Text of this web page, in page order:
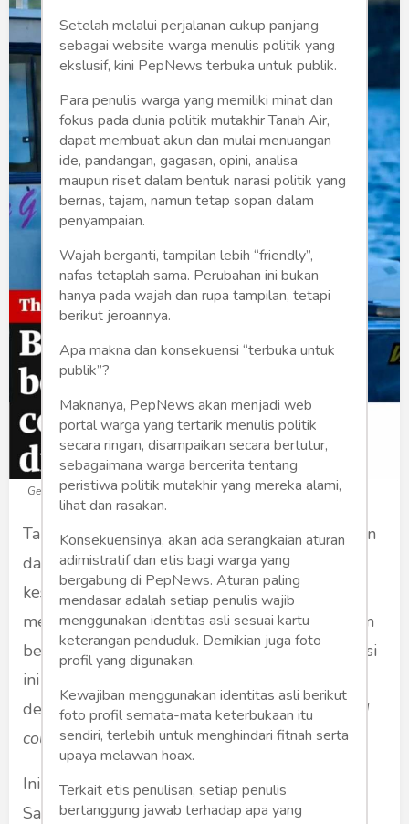
Gene dan Ralston (Foto: The Guardian)
Tanpa bermaksud mendahului kehendak Tuhan
dan tidak bermaksud menambah beban
kesedihan keluarga Ridwan Kamil, saya ingin
menyampaikan sebuah informasi yang mungkin
bermanfaat bagi Bapak Ridwan Kamil. Informasi
ini saya baca di media online The Guardian
dengan judul "Bring up the bodies: The retired
couple who find drowning victims".
Ini adalah kisah sepasang suami istri, Gene dan
Sandy Ralston yang sudah 20 tahun
Setelah melalui perjalanan cukup panjang
sebagai website warga menulis politik yang
ekslusif, kini PepNews terbuka untuk publik.
Para penulis warga yang memiliki minat dan
fokus pada dunia politik mutakhir Tanah Air,
dapat membuat akun dan mulai menuangan
ide, pandangan, gagasan, opini, analisa
maupun riset dalam bentuk narasi politik yang
bernas, tajam, namun tetap sopan dalam
penyampaian.
Wajah berganti, tampilan lebih “friendly”,
nafas tetaplah sama. Perubahan ini bukan
hanya pada wajah dan rupa tampilan, tetapi
berikut jeroannya.
Apa makna dan konsekuensi “terbuka untuk
publik”?
Maknanya, PepNews akan menjadi web
portal warga yang tertarik menulis politik
secara ringan, disampaikan secara bertutur,
sebagaimana warga bercerita tentang
peristiwa politik mutakhir yang mereka alami,
lihat dan rasakan.
Konsekuensinya, akan ada serangkaian aturan
adimistratif dan etis bagi warga yang
bergabung di PepNews. Aturan paling
mendasar adalah setiap penulis wajib
menggunakan identitas asli sesuai kartu
keterangan penduduk. Demikian juga foto
profil yang digunakan.
Kewajiban menggunakan identitas asli berikut
foto profil semata-mata keterbukaan itu
sendiri, terlebih untuk menghindari fitnah serta
upaya melawan hoax.
Terkait etis penulisan, setiap penulis
bertanggung jawab terhadap apa yang